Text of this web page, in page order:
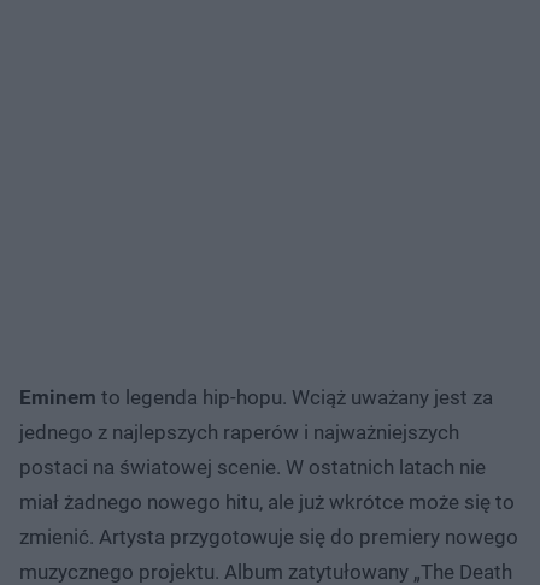
Eminem to legenda hip-hopu. Wciąż uważany jest za
jednego z najlepszych raperów i najważniejszych
postaci na światowej scenie. W ostatnich latach nie
miał żadnego nowego hitu, ale już wkrótce może się to
zmienić. Artysta przygotowuje się do premiery nowego
muzycznego projektu. Album zatytułowany „The Death